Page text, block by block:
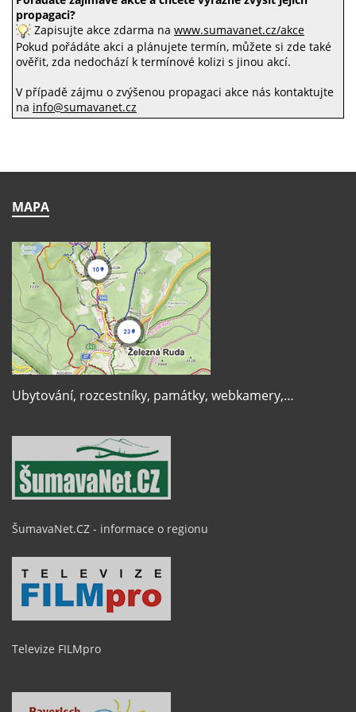
propagaci?
Zapisujte akce zdarma na www.sumavanet.cz/akce
Pokud pořádáte akci a plánujete termín, můžete si zde také
ověřit, zda nedochází k termínové kolizi s jinou akcí.
V případě zájmu o zvýšenou propagaci akce nás kontaktujte
na info@sumavanet.cz
MAPA
Ubytování, rozcestníky, památky, webkamery,…
ŠumavaNet.CZ - informace o regionu
Televize FILMpro